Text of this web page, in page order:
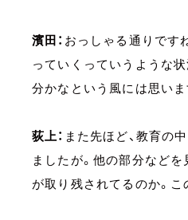
濱田： おっしゃる通りです
っていくっていうような状
分かなという風には思いま
荻上： また先ほど、教育の
ましたが。他の部分など
が取り残されてるのか。